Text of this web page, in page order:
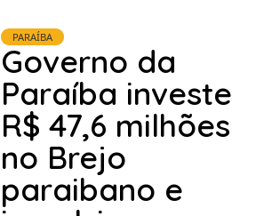
PARAÍBA
Governo da
Paraíba investe
R$ 47,6 milhões
no Brejo
paraibano e